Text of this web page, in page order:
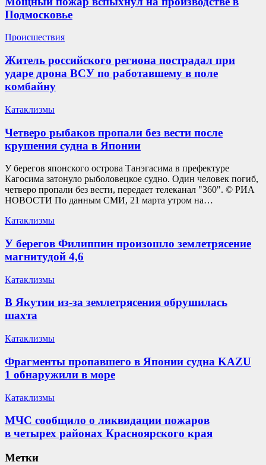
Подмосковье
Происшествия
Житель российского региона пострадал при
ударе дрона ВСУ по работавшему в поле
комбайну
Катаклизмы
Четверо рыбаков пропали без вести после
крушения судна в Японии
У берегов японского острова Танэгасима в префектуре
Кагосима затонуло рыболовецкое судно. Один человек погиб,
четверо пропали без вести, передает телеканал "360". © РИА
НОВОСТИ По данным СМИ, 21 марта утром на…
Катаклизмы
У берегов Филиппин произошло землетрясение
магнитудой 4,6
Катаклизмы
В Якутии из-за землетрясения обрушилась
шахта
Катаклизмы
Фрагменты пропавшего в Японии судна KAZU
1 обнаружили в море
Катаклизмы
МЧС сообщило о ликвидации пожаров
в четырех районах Красноярского края
Метки